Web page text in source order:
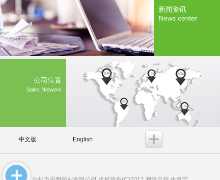
新闻资讯
News center
公司位置
Sales Network
中文版 English